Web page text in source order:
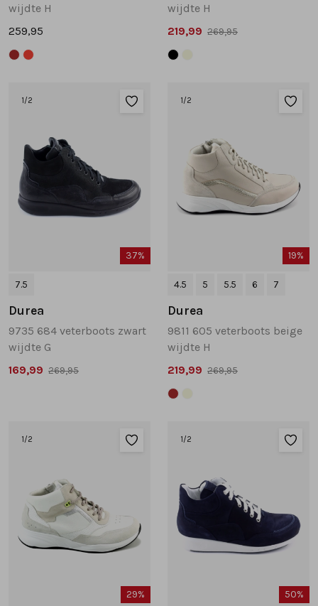
wijdte H
259,95
wijdte H
219,99 269,95
1 /2
37%
7.5
Durea
9735 684 veterboots zwart
wijdte G
169,99 269,95
1 /2
19%
4.5 5 5.5 6 7
Durea
9811 605 veterboots beige
wijdte H
219,99 269,95
1 /2
29%
1 /2
50%